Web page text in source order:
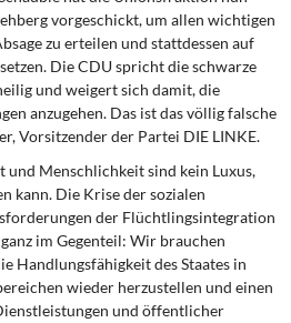
und Daseinsvorsorge
vorgeschickt, um allen wichtigen
zu erteilen und stattdessen auf
Die CDU spricht die schwarze
und weigert sich damit, die
anzugehen. Das ist das völlig falsche
Vorsitzender der Partei DIE LINKE.
und Menschlichkeit sind kein Luxus,
kann. Die Krise der sozialen
der Flüchtlingsintegration
im Gegenteil: Wir brauchen
Handlungsfähigkeit des Staates in
wieder herzustellen und einen
und öffentlicher